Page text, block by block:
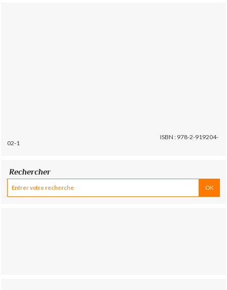
ISBN : 978-2-919204-
02-1
Rechercher